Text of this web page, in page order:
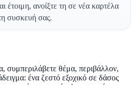
έτοιμη, ανοίξτε τη σε νέα καρτέλα
συσκευή σας.
συμπεριλάβετε θέμα, περιβάλλον,
ένα ζεστό εξοχικό σε δάσος